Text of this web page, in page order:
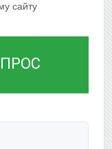
сайту